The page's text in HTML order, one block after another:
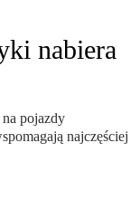
nabiera
pojazdy
najczęściej